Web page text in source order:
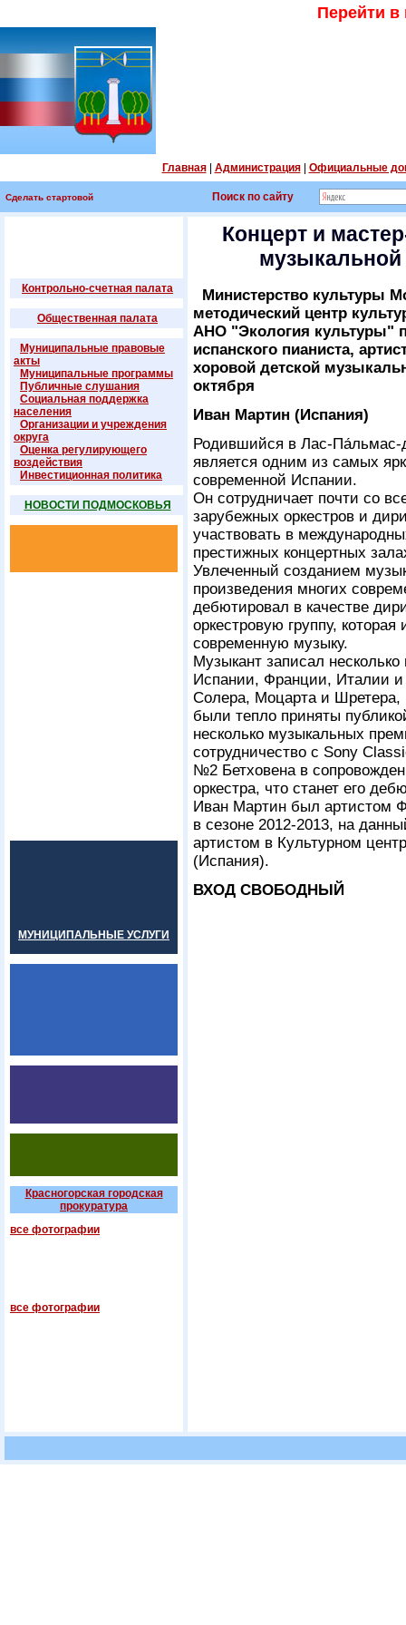
Перейти
Главная| Администрация| Официальные
Сделать стартовой Поиск по сайту
Контрольно-счетная палата
Общественная палата
Муниципальные правовые
акты
Муниципальные программы
Публичные слушания
Социальная поддержка
населения
Организации и учреждения
округа
Оценка регулирующего
воздействия
Инвестиционная политика
НОВОСТИ ПОДМОСКОВЬЯ
МУНИЦИПАЛЬНЫЕ УСЛУГИ
Красногорская городская
прокуратура
все фотографии
все фотографии
Концерт и
Министерство культуры
методический центр
АНО "Экология культуры"
испанского пианиста,
хоровой детской
октября
Иван Мартин (Испания)
Родившийся в Лас-Па́льмас-
является одним из самых
современной Испании.
Он сотрудничает почти со
зарубежных оркестров и
участвовать в
престижных концертных
Увлеченный созданием
произведения многих
дебютировал в качестве
оркестровую группу,
современную музыку.
Музыкант записал
Испании, Франции, Италии
Солера, Моцарта и
были тепло приняты
несколько музыкальных
сотрудничество с Sony
№2 Бетховена в
оркестра, что станет его
Иван Мартин был артистом
в сезоне 2012-2013, на
артистом в Культурном
(Испания).
ВХОД СВОБОДНЫЙ